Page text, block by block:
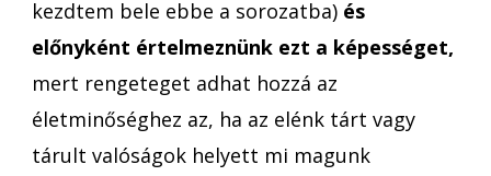
kezdtem bele ebbe a sorozatba) és
előnyként értelmeznünk ezt a képességet,
mert rengeteget adhat hozzá az
életminőséghez az, ha az elénk tárt vagy
tárult valóságok helyett mi magunk